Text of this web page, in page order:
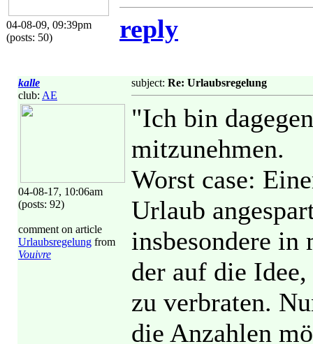
04-08-09, 09:39pm
(posts: 50)
reply
kalle
club: AE
04-08-17, 10:06am
(posts: 92)
comment on article
Urlaubsregelung from
Vouivre
subject: Re: Urlaubsregelung
"Ich bin
mitzunehmen.
Worst case:
Urlaub
insbesondere in
der auf die
zu verbraten.
die Anzahlen